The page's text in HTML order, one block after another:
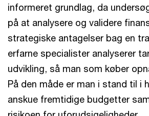
informeret grundlag, da
på at analysere og validere
strategiske antagelser bag en
erfarne specialister analyserer
udvikling, så man som køber
På den måde er man i stand til i
anskue fremtidige budgetter